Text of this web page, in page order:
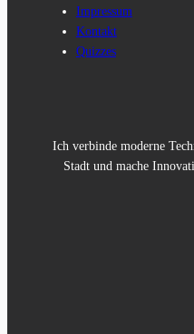
Impressum
Kontakt
Quizzes
Ich verbinde moderne
Stadt und mache